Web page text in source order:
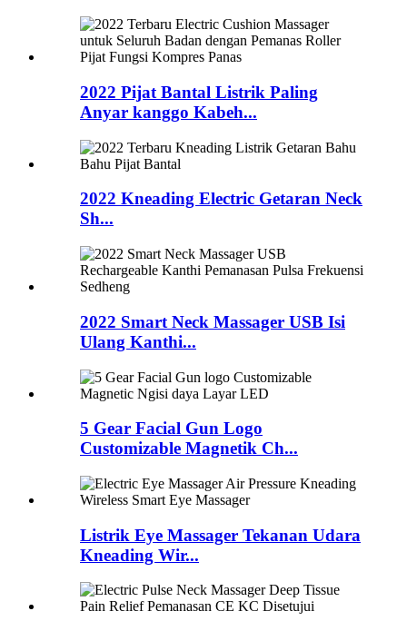
2022 Pijat Bantal Listrik Paling
Anyar kanggo Kabeh...
2022 Kneading Electric Getaran Neck
Sh...
2022 Smart Neck Massager USB Isi
Ulang Kanthi...
5 Gear Facial Gun Logo
Customizable Magnetik Ch...
Listrik Eye Massager Tekanan Udara
Kneading Wir...